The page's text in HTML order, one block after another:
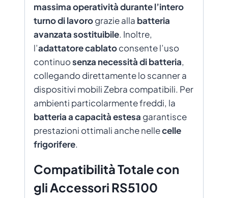
massima operatività durante l’intero
turno di lavorograzie alla batteria
avanzata sostituibile. Inoltre,
l’adattatore cablatoconsente l’uso
continuosenza necessità di batteria,
collegando direttamente lo scanner a
dispositivi mobili Zebra compatibili. Per
ambienti particolarmente freddi, la
batteria a capacità estesa garantisce
prestazioni ottimali anche nellecelle
frigorifere.
Compatibilità Totale con
gli Accessori RS5100